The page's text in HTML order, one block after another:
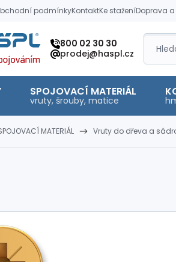
podmínkyKontaktKe staženíDoprava
800 02 30 30
prodej@haspl.cz
SPOJOVACÍ MATERIÁL
vruty, šrouby, matice
MATERIÁL Vruty do dřeva a